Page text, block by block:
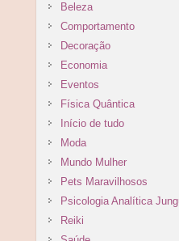
Beleza
Comportamento
Decoração
Economia
Eventos
Física Quântica
Início de tudo
Moda
Mundo Mulher
Pets Maravilhosos
Psicologia Analítica
Reiki